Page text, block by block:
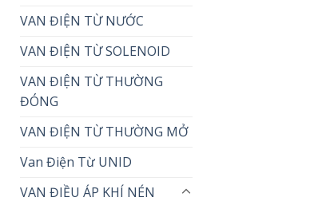
VAN ĐIỆN TỪ NƯỚC
VAN ĐIỆN TỪ SOLENOID
VAN ĐIỆN TỪ THƯỜNG
ĐÓNG
VAN ĐIỆN TỪ THƯỜNG MỞ
Van Điện Từ UNID
VAN ĐIỀU ÁP KHÍ NÉN